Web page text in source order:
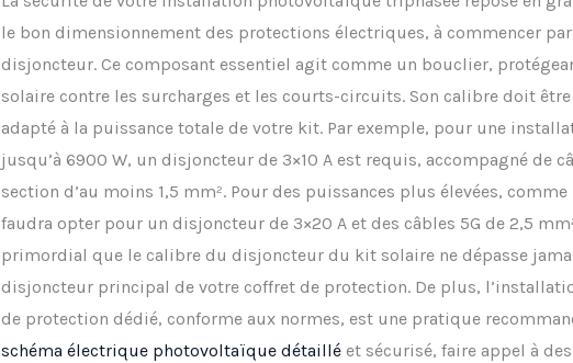
le bon dimensionnement des protections électriques, à commencer
disjoncteur. Ce composant essentiel agit comme un bouclier,
solaire contre les surcharges et les courts-circuits. Son calibre doit
adapté à la puissance totale de votre kit. Par exemple, pour une
jusqu’à 6900 W, un disjoncteur de 3×10 A est requis, accompagné de
section d’au moins 1,5 mm². Pour des puissances plus élevées, comme
faudra opter pour un disjoncteur de 3×20 A et des câbles 5G de 2,5
primordial que le calibre du disjoncteur du kit solaire ne dépasse
disjoncteur principal de votre coffret de protection. De plus,
de protection dédié, conforme aux normes, est une pratique
schéma électrique photovoltaïque détailléet sécurisé, faire appel à